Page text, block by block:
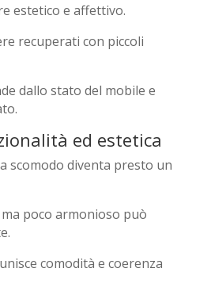
estetico e affettivo.
recuperati con piccoli
dallo stato del mobile e
ed estetica
scomodo diventa presto un
poco armonioso può
comodità e coerenza